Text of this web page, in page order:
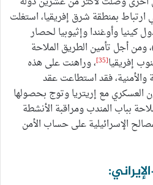
ارتباط بمنطقة شرق إفريقيا، استغلت
كينيا وأوغندا وإثيوبيا لحصار
ومن أجل تأمين الطريق الملاحة
إفريقيا[35]
، وراهنت على هذه
والأمنية، فقد استطاعت عقد
العسكري مع إريتريا وتوج بحصولها
بباب المندب ومراقبة الأنشطة
الإسرائيلية على حساب الأمن